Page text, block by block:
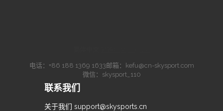
电话： +86 188 1369 1633邮箱：
kefu@cn-skysport.com
微信：skysport_110
联系我们
关于我们 support@skysports.cn